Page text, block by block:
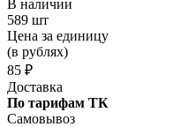
В наличии
589 шт
Цена за единицу
(в рублях)
85 ₽
Доставка
По тарифам ТК
Самовывоз